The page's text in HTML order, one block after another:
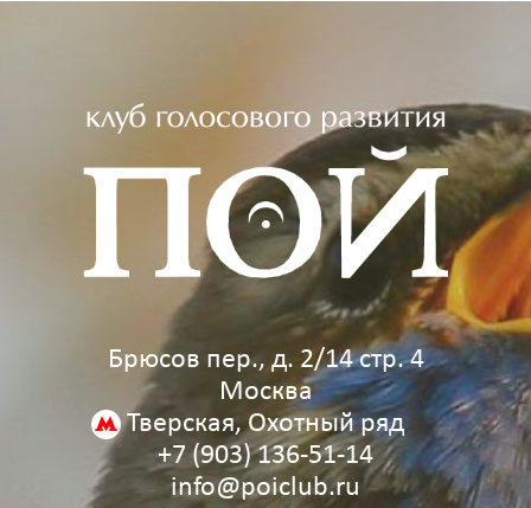
Брюсов пер., д. 2/14 стр. 4
Москва
Тверская, Охотный ряд
+7 (903) 136‑51‑14
info@poiclub.ru